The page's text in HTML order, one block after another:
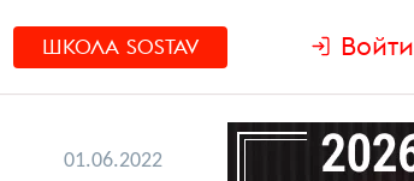
ШКОЛА SOSTAV Войти
01.06.2022